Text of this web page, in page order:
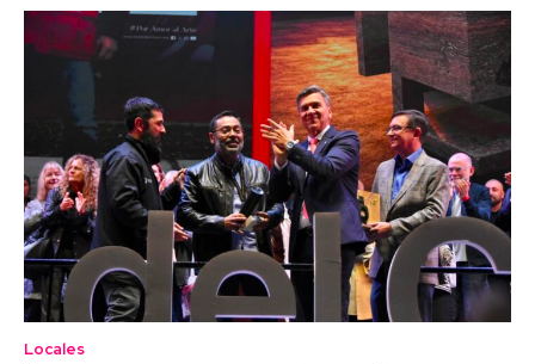
Locales